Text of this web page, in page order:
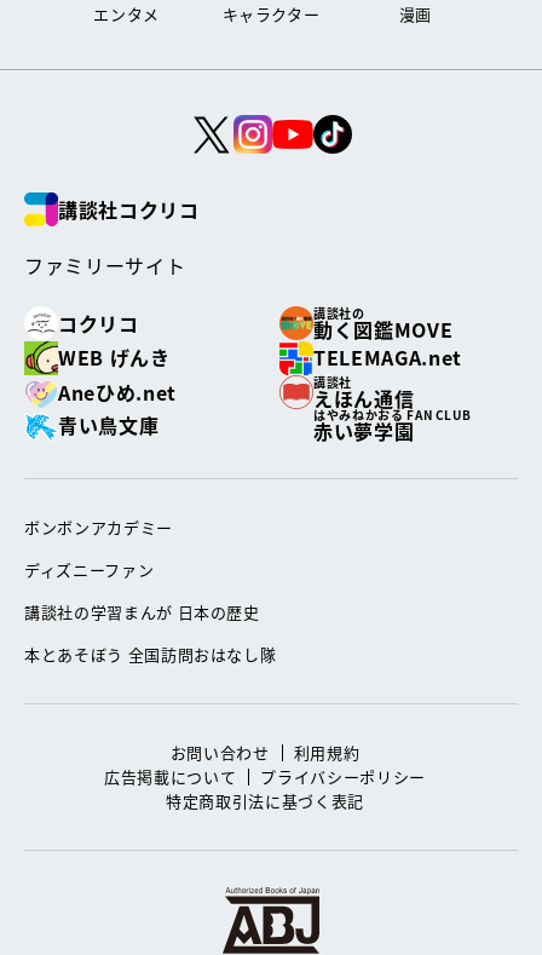
エンタメ キャラクター 漫画
講談社コクリコ
ファミリーサイト
コクリコ
講談社の
動く図鑑MOVE
WEB げんき
TELEMAGA.net
Aneひめ.net
講談社
えほん通信
青い鳥文庫
はやみねかおる FAN CLUB
赤い夢学園
ボンボンアカデミー
ディズニーファン
講談社の学習まんが 日本の歴史
本とあそぼう 全国訪問おはなし隊
お問い合わせ
利用規約
広告掲載について
プライバシーポリシー
特定商取引法に基づく表記